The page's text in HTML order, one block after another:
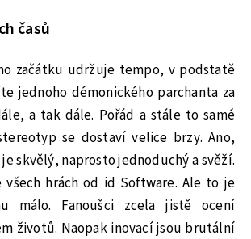
časů
začátku udržuje tempo, v podstatě
jednoho démonického parchanta za
a tak dále. Pořád a stále to samé
se dostaví velice brzy. Ano,
skvělý, naprosto jednoduchý a svěží.
všech hrách od id Software. Ale to je
málo. Fanoušci zcela jistě ocení
životů. Naopak inovací jsou brutální